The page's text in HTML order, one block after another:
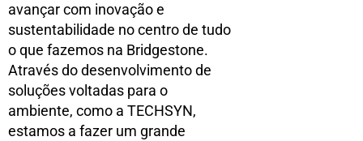
avançar com inovação e
sustentabilidade no centro de tudo
o que fazemos na Bridgestone.
Através do desenvolvimento de
soluções voltadas para o
ambiente, como a TECHSYN,
estamos a fazer um grande